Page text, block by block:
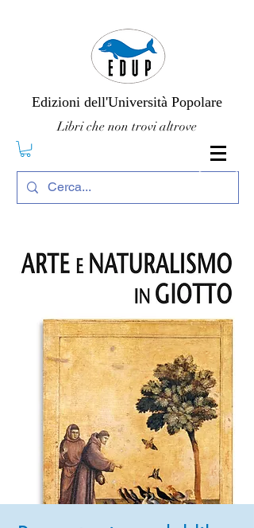
Edizioni dell'Università Popolare
Libri che non trovi altrove